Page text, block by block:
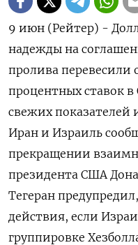
9 июн (Рейтер) -
надежды на
пролива
процентных ставок
свежих показателей
Иран и Израиль
прекращении
президента США
Тегеран
действия, если
группировке